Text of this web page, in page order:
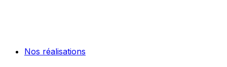
Nos réalisations